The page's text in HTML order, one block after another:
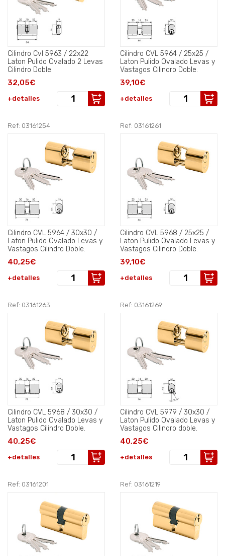
Cilindro Cvl 5963 / 22x22
Laton Pulido Ovalado 2 Levas
Cilindro Doble.
32,05€
+detalles
Cilindro CVL 5964 / 25x25 /
Laton Pulido Ovalado Levas y
Vastagos Cilindro Doble.
39,10€
+detalles
Ref: 03161254
Cilindro CVL 5964 / 30x30 /
Laton Pulido Ovalado Levas y
Vastagos Cilindro Doble.
40,25€
+detalles
Ref: 03161261
Cilindro CVL 5968 / 25x25 /
Laton Pulido Ovalado Levas y
Vastagos Cilindro Doble.
39,10€
+detalles
Ref: 03161263
Cilindro CVL 5968 / 30x30 /
Laton Pulido Ovalado Levas y
Vastagos Cilindro Doble.
40,25€
+detalles
Ref: 03161269
Cilindro CVL 5979 / 30x30 /
Laton Pulido Ovalado Levas y
Vastagos Cilindro doble.
40,25€
+detalles
Ref: 03161201 Ref: 03161219